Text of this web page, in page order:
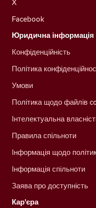
X
Facebook
Юридична інформація
Конфіденційність
Політика
Умови
Політика щодо файлів
Інтелектуальна
Правила спільноти
Інформація щодо
Інформація спільноти
Заява про доступність
Кар'єра